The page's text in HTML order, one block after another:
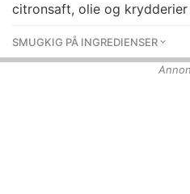
citronsaft, olie og
SMUGKIG PÅ INGREDIENSER